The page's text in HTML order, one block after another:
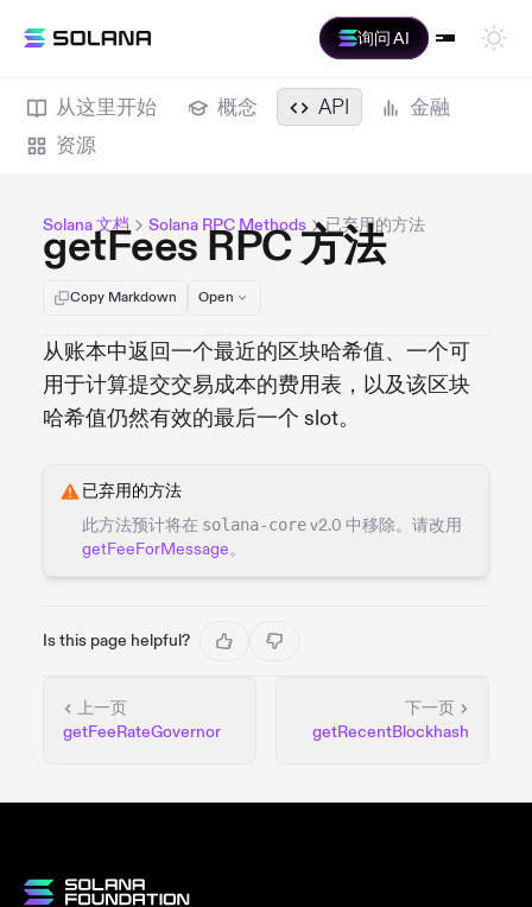
询问 AI
从这里开始 概念 API
金融
资源
Solana 文档 Solana RPC Methods 已弃用的方法
getFees RPC 方法
Copy Markdown Open
从账本中返回一个最近的区块哈希值、一个可
用于计算提交交易成本的费用表，以及该区块
哈希值仍然有效的最后一个 slot。
已弃用的方法
此方法预计将在 solana-corev2.0 中移除。请改用
getFeeForMessage。
Is this page helpful?
上一页
getFeeRateGovernor
下一页
getRecentBlockhash